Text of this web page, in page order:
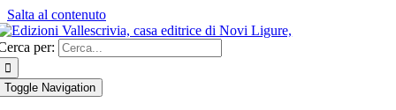
Salta al contenuto
per:
Toggle Navigation